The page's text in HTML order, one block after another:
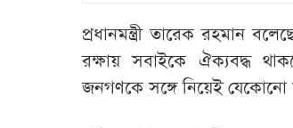
প্রধানমন্ত্রী তারেক রহমান
রক্ষায় সবাইকে ঐক্যবদ্ধ
জনগণকে সঙ্গে নিয়েই যেকোনো